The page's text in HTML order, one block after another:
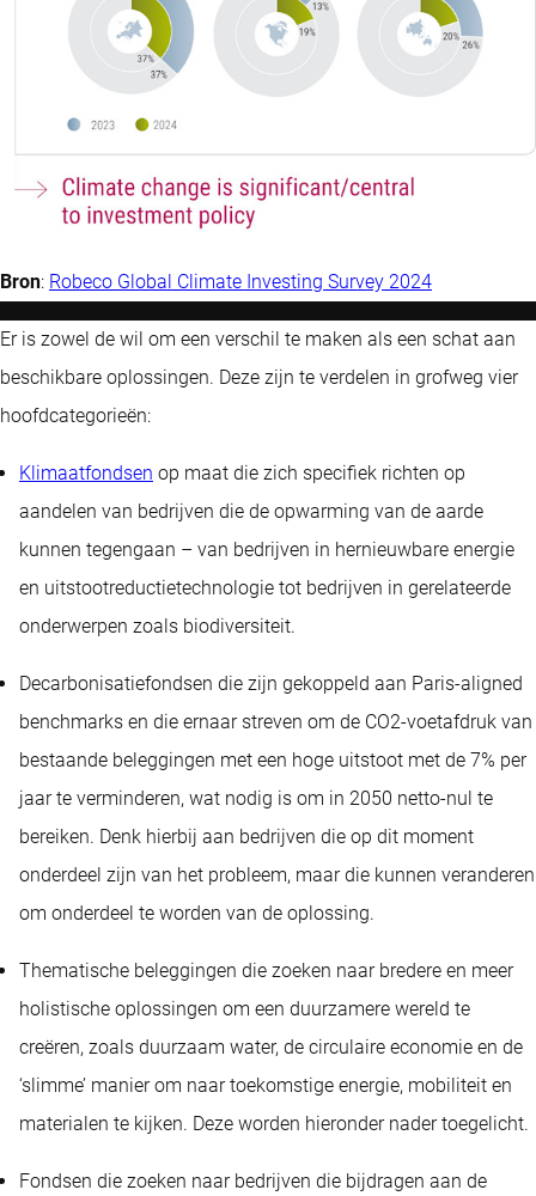
Bron: Robeco Global Climate Investing Survey 2024
Er is zowel de wil om een verschil te maken als een schat aan
beschikbare oplossingen. Deze zijn te verdelen in grofweg vier
hoofdcategorieën:
Klimaatfondsen op maat die zich specifiek richten op
aandelen van bedrijven die de opwarming van de aarde
kunnen tegengaan – van bedrijven in hernieuwbare energie
en uitstootreductietechnologie tot bedrijven in gerelateerde
onderwerpen zoals biodiversiteit.
Decarbonisatiefondsen die zijn gekoppeld aan Paris-aligned
benchmarks en die ernaar streven om de CO2-voetafdruk van
bestaande beleggingen met een hoge uitstoot met de 7% per
jaar te verminderen, wat nodig is om in 2050 netto-nul te
bereiken. Denk hierbij aan bedrijven die op dit moment
onderdeel zijn van het probleem, maar die kunnen veranderen
om onderdeel te worden van de oplossing.
Thematische beleggingen die zoeken naar bredere en meer
holistische oplossingen om een duurzamere wereld te
creëren, zoals duurzaam water, de circulaire economie en de
‘slimme’ manier om naar toekomstige energie, mobiliteit en
materialen te kijken. Deze worden hieronder nader toegelicht.
Fondsen die zoeken naar bedrijven die bijdragen aan de